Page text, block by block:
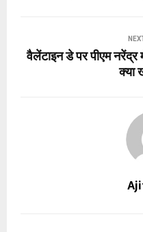
वैलेंटाइन डे पर पीएम नरेंद्र
क्या